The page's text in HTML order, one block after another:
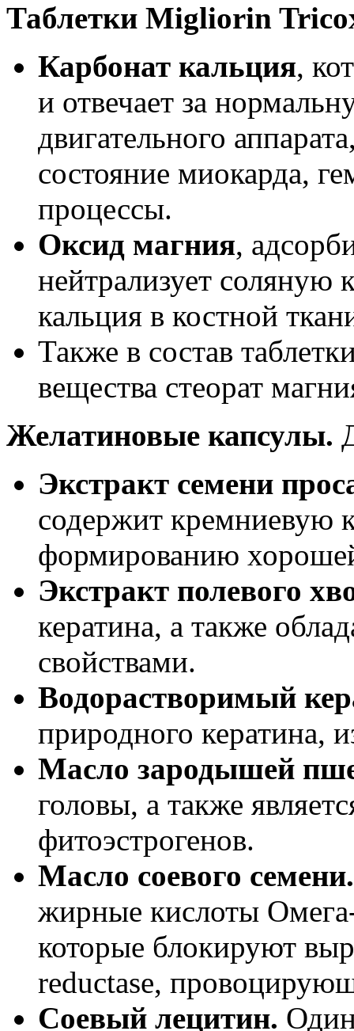
Таблетки Migliorin
Карбонат кальция,
и отвечает за
двигательного
состояние миокарда,
процессы.
Оксид магния,
нейтрализует соляную
кальция в костной
Также в состав
вещества стеорат
Желатиновые капсулы.
Экстракт семени
содержит кремниевую
формированию
Экстракт полевого
кератина, а также
свойствами.
Водорастворимый
природного кератина,
Масло зародышей
головы, а также
фитоэстрогенов.
Масло соевого семени.
жирные кислоты
которые блокируют
reductase,
Соевый лецитин.